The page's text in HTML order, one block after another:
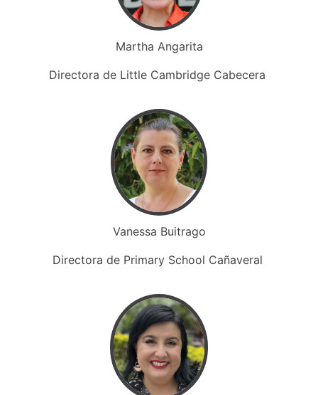
Martha Angarita
Directora de Little Cambridge Cabecera
Vanessa Buitrago
Directora de Primary School Cañaveral